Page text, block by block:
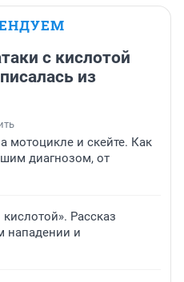
с кислотой
из
мотоцикле и скейте. Как
диагнозом, от
Рассказ
нападении и